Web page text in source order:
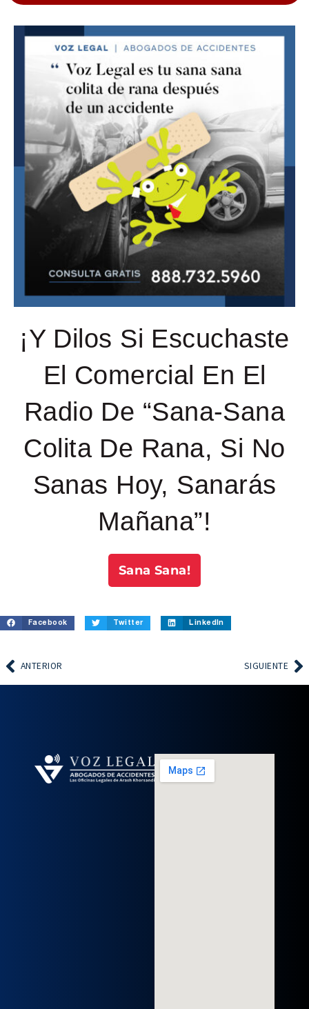
¡Y Dilos Si Escuchaste
El Comercial En El
Radio De “Sana-Sana
Colita De Rana, Si No
Sanas Hoy, Sanarás
Mañana”!
Sana Sana!
Facebook Twitter LinkedIn
ANTERIOR SIGUIENTE